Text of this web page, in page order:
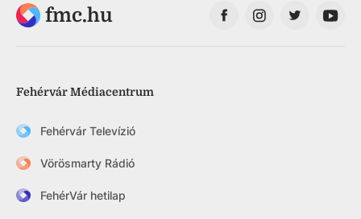
fmc.hu
Fehérvár Médiacentrum
Fehérvár Televízió
Vörösmarty Rádió
FehérVár hetilap